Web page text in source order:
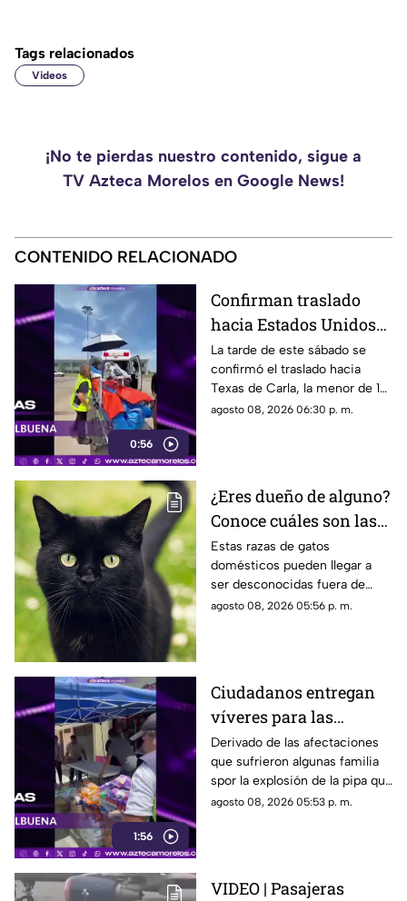
Tags relacionados
Videos
¡No te pierdas nuestro contenido, sigue a
TV Azteca Morelos en Google News!
CONTENIDO RELACIONADO
0:56
Confirman traslado
hacia Estados Unidos
de menor que sufrió
quemadura en la
explosión de gas LP en
Cuernavaca
La tarde de este sábado se
confirmó el traslado hacia
Texas de Carla, la menor de 15
años que resultó gravemente
agosto 08, 2026 06:30 p. m.
¿Eres dueño de alguno?
Conoce cuáles son las
cinco razas más raras
de gatos domésticos en
todo el mundo
Estas razas de gatos
domésticos pueden llegar a
ser desconocidas fuera de
círculos especializados, y
agosto 08, 2026 05:56 p. m.
1:56
Ciudadanos entregan
víveres para las
familias afectadas por
la explosión de pipa en
Cuernavaca
Derivado de las afectaciones
que sufrieron algunas familia
spor la explosión de la pipa que
transportaba gas LP,
agosto 08, 2026 05:53 p. m.
VIDEO | Pasajeras